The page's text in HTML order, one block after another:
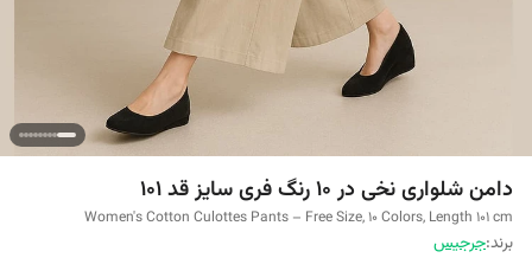
دامن شلواری نخی در 10 رنگ فری سایز قد 101
Women's Cotton Culottes Pants – Free Size, 10 Colors, Length 101 cm
برند:جرجیس